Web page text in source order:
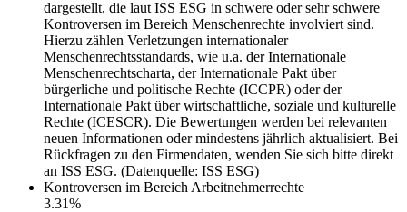
dargestellt, die laut ISS ESG in schwere oder sehr schwere
Kontroversen im Bereich Menschenrechte involviert sind.
Hierzu zählen Verletzungen internationaler
Menschenrechtsstandards, wie u.a. der Internationale
Menschenrechtscharta, der Internationale Pakt über
bürgerliche und politische Rechte (ICCPR) oder der
Internationale Pakt über wirtschaftliche, soziale und kulturelle
Rechte (ICESCR). Die Bewertungen werden bei relevanten
neuen Informationen oder mindestens jährlich aktualisiert. Bei
Rückfragen zu den Firmendaten, wenden Sie sich bitte direkt
an ISS ESG. (Datenquelle: ISS ESG)
Kontroversen im Bereich Arbeitnehmerrechte
3.31%